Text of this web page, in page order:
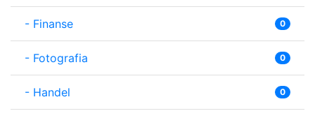
- Finanse 0
- Fotografia 0
- Handel 0